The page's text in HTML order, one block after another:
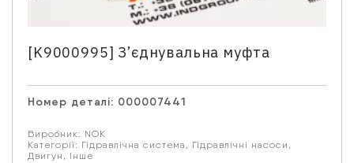
[K9000995] З’єднувальна муфта
Номер деталі: 000007441
Виробник: NOK
Категорії: Гідравлічна система , Гідравлічні насоси ,
Двигун , Інше
Ваше запитання